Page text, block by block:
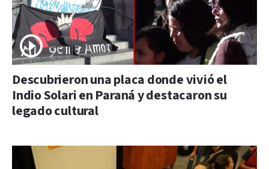
Descubrieron una placa donde vivió el
Indio Solari en Paraná y destacaron su
legado cultural